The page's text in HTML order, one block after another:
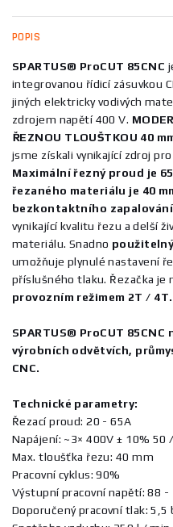
POPIS
SPARTUS® ProCUT 85CNC
integrovanou řídicí zásuvkou
jiných elektricky vodivých
zdrojem napětí 400 V.
ŘEZNOU TLOUŠTKOU 40
jsme získali vynikající zdroj
Maximální řezný proud je
řezaného materiálu je 40
bezkontaktního zapalování
vynikající kvalitu řezu a delší
materiálu. Snadno
umožňuje plynulé nastavení
příslušného tlaku. Řezačka je
provozním režimem 2T / 4T.
SPARTUS® ProCUT
výrobních odvětvích,
CNC.
Technické parametry:
Řezací proud: 20 - 65A
Napájení: ~3× 400V ± 10% 50
Max. tloušťka řezu: 40 mm
Pracovní cyklus: 90%
Výstupní pracovní napětí: 88 -
Doporučený pracovní tlak: 5,5